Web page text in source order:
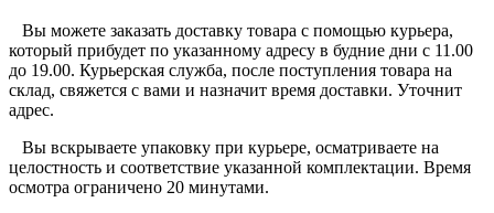
Вы можете заказать доставку товара с помощью курьера,
который прибудет по указанному адресу в будние дни с 11.00
до 19.00. Курьерская служба, после поступления товара на
склад, свяжется с вами и назначит время доставки. Уточнит
адрес.
Вы вскрываете упаковку при курьере, осматриваете на
целостность и соответствие указанной комплектации. Время
осмотра ограничено 20 минутами.